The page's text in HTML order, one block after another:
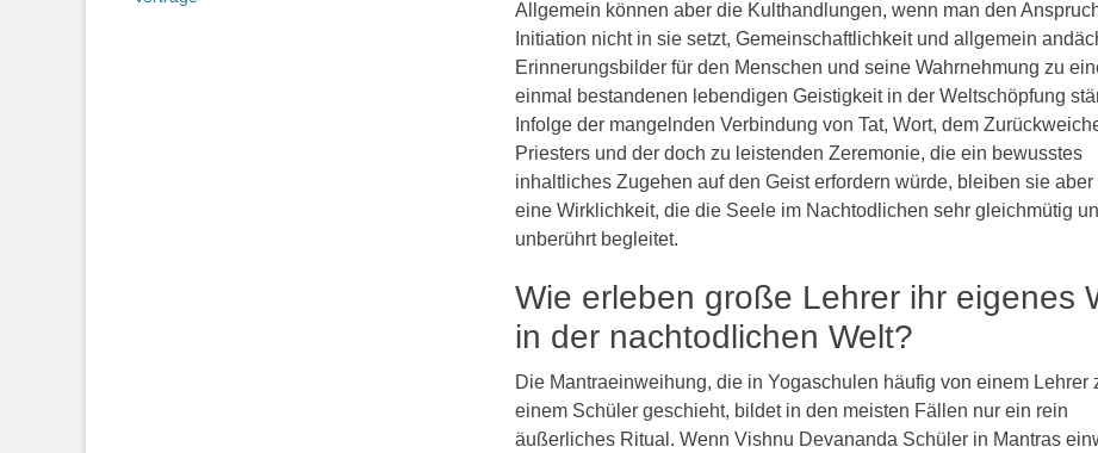
Allgemein können aber die Kulthandlungen, wenn man den
Initiation nicht in sie setzt, Gemeinschaftlichkeit und allgemein
Erinnerungsbilder für den Menschen und seine Wahrnehmung zu
einmal bestandenen lebendigen Geistigkeit in der Weltschöpfung
Infolge der mangelnden Verbindung von Tat, Wort, dem
Priesters und der doch zu leistenden Zeremonie, die ein bewusstes
inhaltliches Zugehen auf den Geist erfordern würde, bleiben sie aber
eine Wirklichkeit, die die Seele im Nachtodlichen sehr gleichmütig
unberührt begleitet.
Wie erleben große Lehrer ihr eigenes
in der nachtodlichen Welt?
Die Mantraeinweihung, die in Yogaschulen häufig von einem Lehrer
einem Schüler geschieht, bildet in den meisten Fällen nur ein rein
äußerliches Ritual. Wenn Vishnu Devananda Schüler in Mantras